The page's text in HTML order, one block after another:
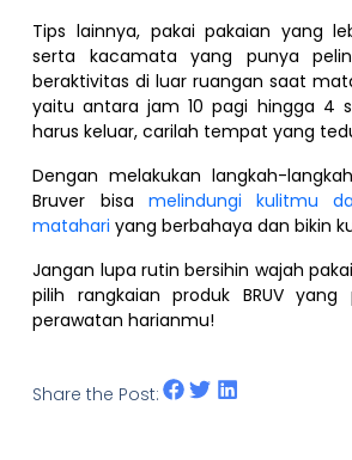
Tips lainnya, pakai pakaian yang
serta kacamata yang punya
beraktivitas di luar ruangan saat
yaitu antara jam 10 pagi hingga 4
harus keluar, carilah tempat yang
Dengan melakukan langkah-
Bruver bisa melindungi kulitmu
matahari yang berbahaya dan bikin
Jangan lupa rutin bersihin wajah pakai
pilih rangkaian produk BRUV
perawatan harianmu!
Share the Post: